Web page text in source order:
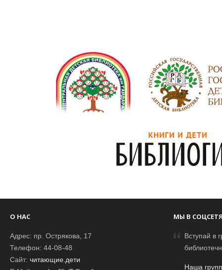
О НАС
Адрес: пр. Острякова, 17
Телефон: 44-08-48
Сайт: читающие.дети
МЫ В
Вступай в
Наша